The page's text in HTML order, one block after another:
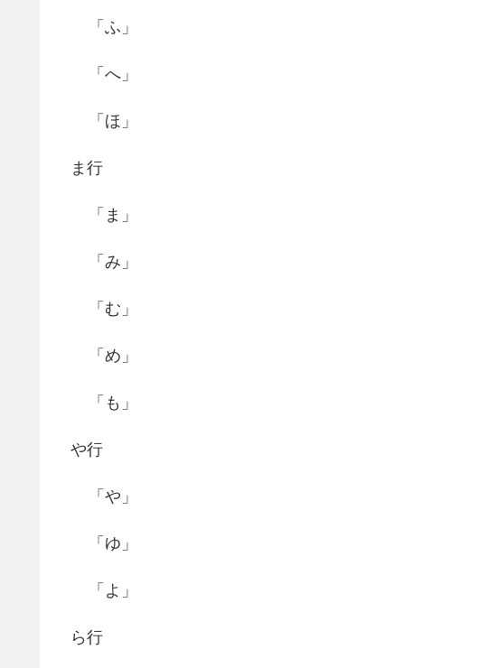
「ふ」
「へ」
「ほ」
ま行
「ま」
「み」
「む」
「め」
「も」
や行
「や」
「ゆ」
「よ」
ら行